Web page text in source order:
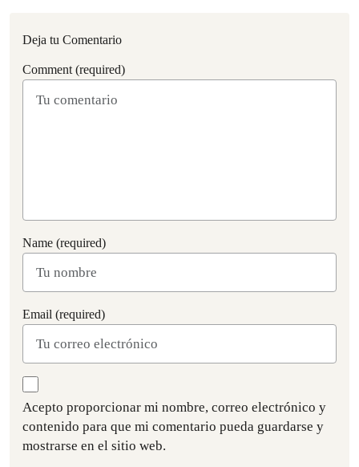
Deja tu Comentario
Comment (required)
Name (required)
Email (required)
Acepto proporcionar mi nombre, correo electrónico y
contenido para que mi comentario pueda guardarse y
mostrarse en el sitio web.